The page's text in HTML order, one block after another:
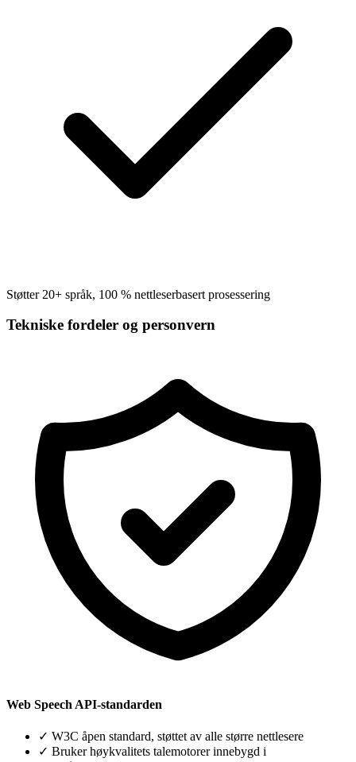
Støtter 20+ språk, 100 % nettleserbasert prosessering
Tekniske fordeler og personvern
Web Speech API-standarden
✓ W3C åpen standard, støttet av alle større nettlesere
✓ Bruker høykvalitets talemotorer innebygd i